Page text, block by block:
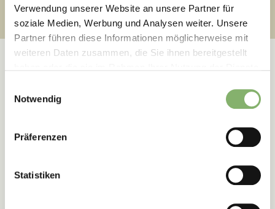
Verwendung unserer Website an unsere Partner für
soziale Medien, Werbung und Analysen weiter. Unsere
Partner führen diese Informationen möglicherweise mit
weiteren Daten zusammen, die Sie ihnen bereitgestellt
Notwendig
Präferenzen
Statistiken
Erfolgsgeschichten
Wie unseren Kunden die